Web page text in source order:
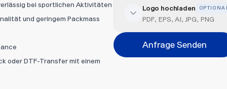
Veredelung hinzufügen
Position
Bitte wählen...
Logo hochladen
PDF, EPS, AI, JPG, PNG
Anfrage Senden
bei sportlichen Aktivitäten
und geringem Packmass
oder DTF-Transfer mit einem